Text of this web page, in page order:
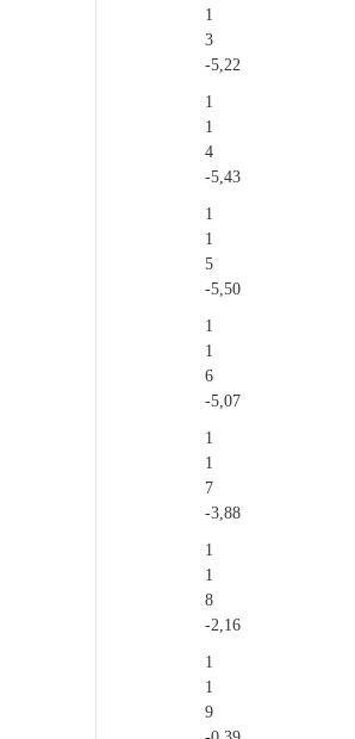
1
3
-5,22
1
1
4
-5,43
1
1
5
-5,50
1
1
6
-5,07
1
1
7
-3,88
1
1
8
-2,16
1
1
9